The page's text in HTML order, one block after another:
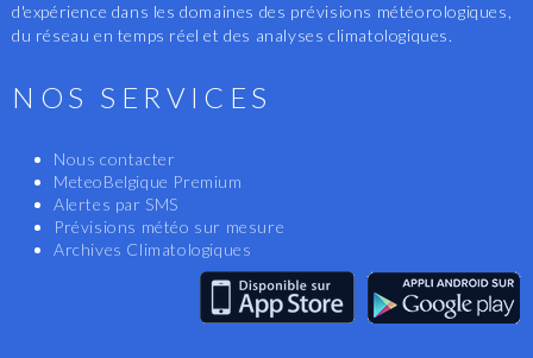
d'expérience dans les domaines des prévisions météorologiques,
du réseau en temps réel et des analyses climatologiques.
NOS SERVICES
Nous contacter
MeteoBelgique Premium
Alertes par SMS
Prévisions météo sur mesure
Archives Climatologiques